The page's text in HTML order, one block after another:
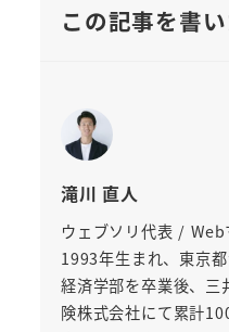
この記事を書
滝川 直人
ウェブソリ代表 / Web
1993年生まれ、東京
経済学部を卒業後、三
険株式会社にて累計